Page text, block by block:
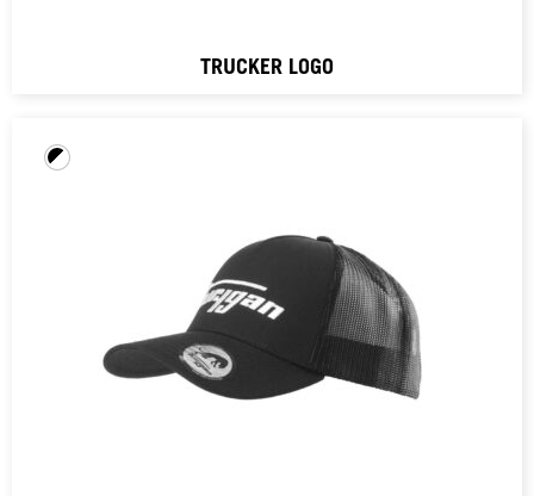
TRUCKER LOGO